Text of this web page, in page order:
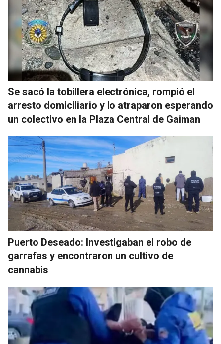
Se sacó la tobillera electrónica, rompió el
arresto domiciliario y lo atraparon esperando
un colectivo en la Plaza Central de Gaiman
Puerto Deseado: Investigaban el robo de
garrafas y encontraron un cultivo de
cannabis